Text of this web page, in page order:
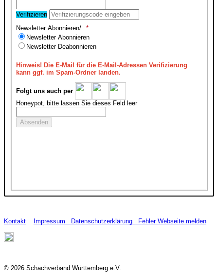
Verifizieren
Newsletter Abonnieren/
Newsletter Abonnieren
Newsletter Deabonnieren
Hinweis! Die E-Mail für die E-Mail-Adressen Verifizierung
kann ggf. im Spam-Ordner landen.
Folgt uns auch per
Honeypot, bitte lassen Sie dieses Feld leer
Kontakt Impressum Datenschutzerklärung Fehler Webseite melden
© 2026 Schachverband Württemberg e.V.